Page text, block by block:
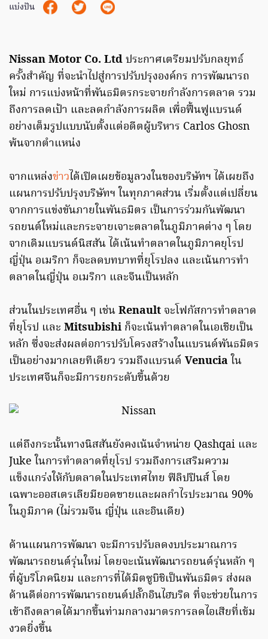
แบ่งปัน
Nissan Motor Co. Ltdประกาศเตรียมปรับกลยุทธ์
ครั้งสำคัญ ที่จะนำไปสู่การปรับปรุงองค์กร การพัฒนารถ
ใหม่ การแบ่งหน้าที่พันธมิตรกระจายกำลังการตลาด รวม
ถึงการลดเป้า และลดกำลังการผลิต เพื่อฟื้นฟูแบรนด์
อย่างเต็มรูปแบบนับตั้งแต่อดีตผู้บริหาร Carlos Ghosn
พ้นจากตำแหน่ง
จากแหล่งข่าวได้เปิดเผยข้อมูลวงในของบริษัทฯ ได้เผยถึง
แผนการปรับปรุงบริษัทฯ ในทุกภาคส่วน เริ่มตั้งแต่เปลี่ยน
จากการแข่งขันภายในพันธมิตร เป็นการร่วมกันพัฒนา
รถยนต์ใหม่และกระจายเจาะตลาดในภูมิภาคต่าง ๆ โดย
จากเดิมแบรนด์นิสสัน ได้เน้นทำตลาดในภูมิภาคยุโรป
ญี่ปุ่น อเมริกา ก็จะลดบทบาทที่ยุโรปลง และเน้นการทำ
ตลาดในญี่ปุ่น อเมริกา และจีนเป็นหลัก
ส่วนในประเทศอื่น ๆ เช่นRenault จะโฟกัสการทำตลาด
ที่ยุโรป และ Mitsubishi ก็จะเน้นทำตลาดในเอเชียเป็น
หลัก ซึ่งจะส่งผลต่อการปรับโครงสร้างในแบรนด์พันธมิตร
เป็นอย่างมากเลยทีเดียว รวมถึงแบรนด์ Venuciaใน
ประเทศจีนก็จะมีการยกระดับขึ้นด้วย
แต่ถึงกระนั้นทางนิสสันยังคงเน้นจำหน่าย Qashqai และ
Juke ในการทำตลาดที่ยุโรป รวมถึงการเสริมความ
แข็งแกร่งให้กับตลาดในประเทศไทย ฟิลิปปินส์ โดย
เฉพาะออสเตรเลียมียอดขายและผลกำไรประมาณ 90%
ในภูมิภาค (ไม่รวมจีน ญี่ปุ่น และอินเดีย)
ด้านแผนการพัฒนา จะมีการปรับลดงบประมาณการ
พัฒนารถยนต์รุ่นใหม่ โดยจะเน้นพัฒนารถยนต์รุ่นหลัก ๆ
ที่ผู้บริโภคนิยม และการที่ได้มิตซูบิชิเป็นพันธมิตร ส่งผล
ด้านดีต่อการพัฒนารถยนต์ปลั๊กอินไฮบริด ที่จะช่วยในการ
เข้าถึงตลาดได้มากขึ้นท่ามกลางมาตรการลดไอเสียที่เข้ม
งวดยิ่งขึ้น